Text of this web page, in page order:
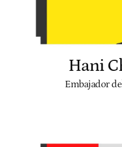
Hani
Embajador